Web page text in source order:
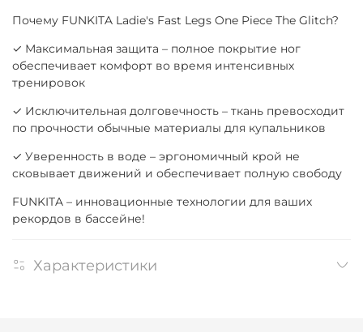
Почему FUNKITA Ladie's Fast Legs One Piece The Glitch?
✓ Максимальная защита – полное покрытие ног
обеспечивает комфорт во время интенсивных
тренировок
✓ Исключительная долговечность – ткань превосходит
по прочности обычные материалы для купальников
✓ Уверенность в воде – эргономичный крой не
сковывает движений и обеспечивает полную свободу
FUNKITA – инновационные технологии для ваших
рекордов в бассейне!
Характеристики